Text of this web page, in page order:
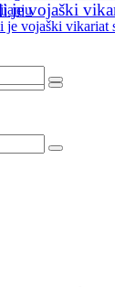
je vojaški
je vojaški vikariat